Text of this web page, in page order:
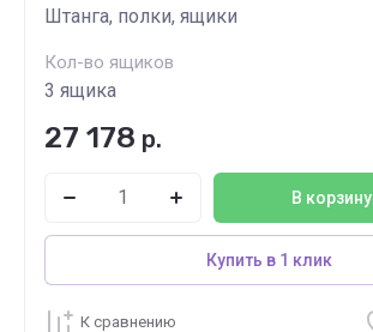
Штанга, полки, ящики
Кол-во ящиков
3 ящика
27 178 р.
В корзину
Купить в 1 клик
К сравнению